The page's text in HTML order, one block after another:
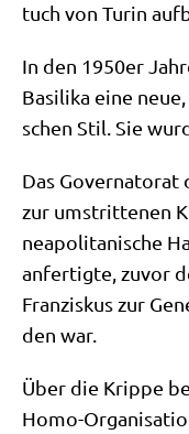
tuch von Turin
In den 1950er
Basi­li­ka eine
schen Stil. Sie
Das
zur umstrit­te­nen
nea­po­li­ta­ni­sche
anfer­tig­te, zuvor
Fran­zis­kus zur
den war.
Über die Krip­pe
Homo-